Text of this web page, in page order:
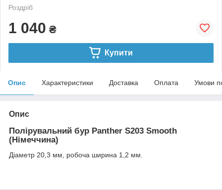
Роздріб
1 040 ₴
Купити
Опис Характеристики Доставка Оплата Умови
Опис
Полірувальний бур Panther S203 Smooth
(Німеччина)
Діаметр 20,3 мм, робоча ширина 1,2 мм.